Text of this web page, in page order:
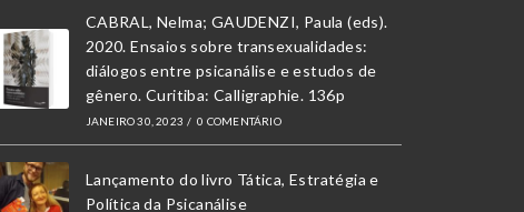
CABRAL, Nelma; GAUDENZI, Paula (eds).
2020. Ensaios sobre transexualidades:
diálogos entre psicanálise e estudos de
gênero. Curitiba: Calligraphie. 136p
JANEIRO 30, 2023 / 0 COMENTÁRIO
Lançamento do livro Tática, Estratégia e
Política da Psicanálise